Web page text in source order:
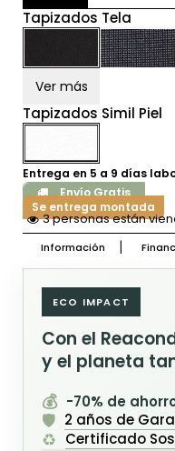
Tapizados Tela
Ver más
Tapizados Simil Piel
Entrega en 5 a 9 días
Envío Gratis
Se entrega montada
3 personas están
Información
ECO IMPACT
Con el
y el planeta
💰 -70% de
🛡️ 2 años de
♻️ Certificado